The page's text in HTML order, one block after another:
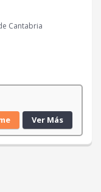
Cantabria
Ver Más